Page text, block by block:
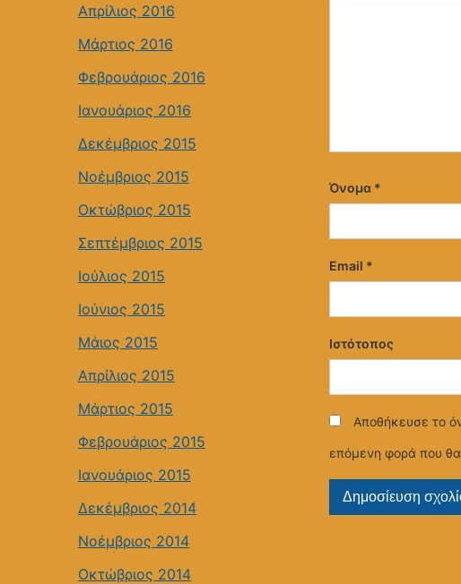
Απρίλιος 2016
Μάρτιος 2016
Φεβρουάριος 2016
Ιανουάριος 2016
Δεκέμβριος 2015
Νοέμβριος 2015
Οκτώβριος 2015
Σεπτέμβριος 2015
Ιούλιος 2015
Ιούνιος 2015
Μάιος 2015
Απρίλιος 2015
Μάρτιος 2015
Φεβρουάριος 2015
Ιανουάριος 2015
Δεκέμβριος 2014
Νοέμβριος 2014
Οκτώβριος 2014
Όνομα *
Email *
Ιστότοπος
Αποθήκευσε το
επόμενη φορά που